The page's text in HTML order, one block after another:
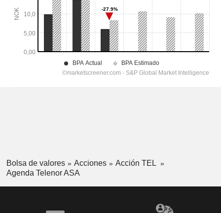
Bolsa de valores Acciones
Acción TEL
Agenda Telenor ASA